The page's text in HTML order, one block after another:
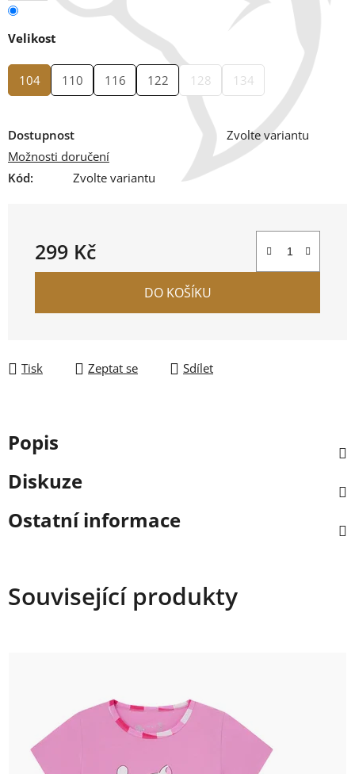
Velikost
104 110 116 122 128 134
Dostupnost
Zvolte variantu
Možnosti doručení
Kód:
Zvolte variantu
299 Kč
Měrná cena:
DO KOŠÍKU
Tisk Zeptat se Sdílet
Popis
Diskuze
Ostatní informace
Související produkty